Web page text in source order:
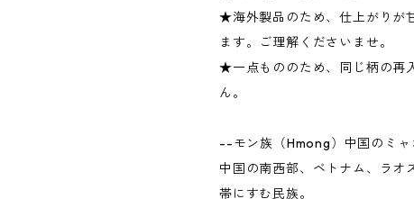
★海外製品のため、仕上がりが
ます。ご理解くださいませ。
★一点もののため、同じ柄の再
ん。
--モン族（Hmong）中国のミャ
中国の南西部、ベトナム、ラオ
帯にすむ民族。